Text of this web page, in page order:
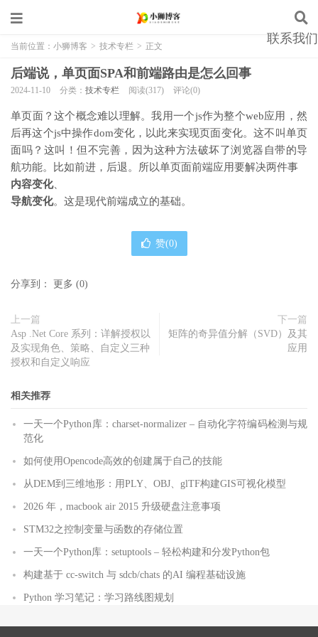
联系我们
当前位置： 小狮博客 > 技术专栏 > 正文
后端说，单页面SPA和前端路由是怎么回事
2024-11-10 分类： 技术专栏 阅读(317) 评论(0)
单页面？这个概念难以理解。我用一个js作为整个web应用，然
后再这个js中操作dom变化，以此来实现页面变化。这不叫单页
面吗？这叫！但不完善，因为这种方法破坏了浏览器自带的导
航功能。比如前进，后退。所以单页面前端应用要解决两件事
内容变化、
导航变化。这是现代前端成立的基础。
赞(0)
分享到： 更多 (0)
上一篇
Asp .Net Core 系列：详解授权以
及实现角色、策略、自定义三种
授权和自定义响应
下一篇
矩阵的奇异值分解（SVD）及其
应用
相关推荐
一天一个Python库：charset-normalizer – 自动化字符编码检测与规
范化
如何使用Opencode高效的创建属于自己的技能
从DEM到三维地形：用PLY、OBJ、glTF构建GIS可视化模型
2026 年，macbook air 2015 升级硬盘注意事项
STM32之控制变量与函数的存储位置
一天一个Python库：setuptools – 轻松构建和分发Python包
构建基于 cc-switch 与 sdcb/chats 的AI 编程基础设施
Python 学习笔记：学习路线图规划